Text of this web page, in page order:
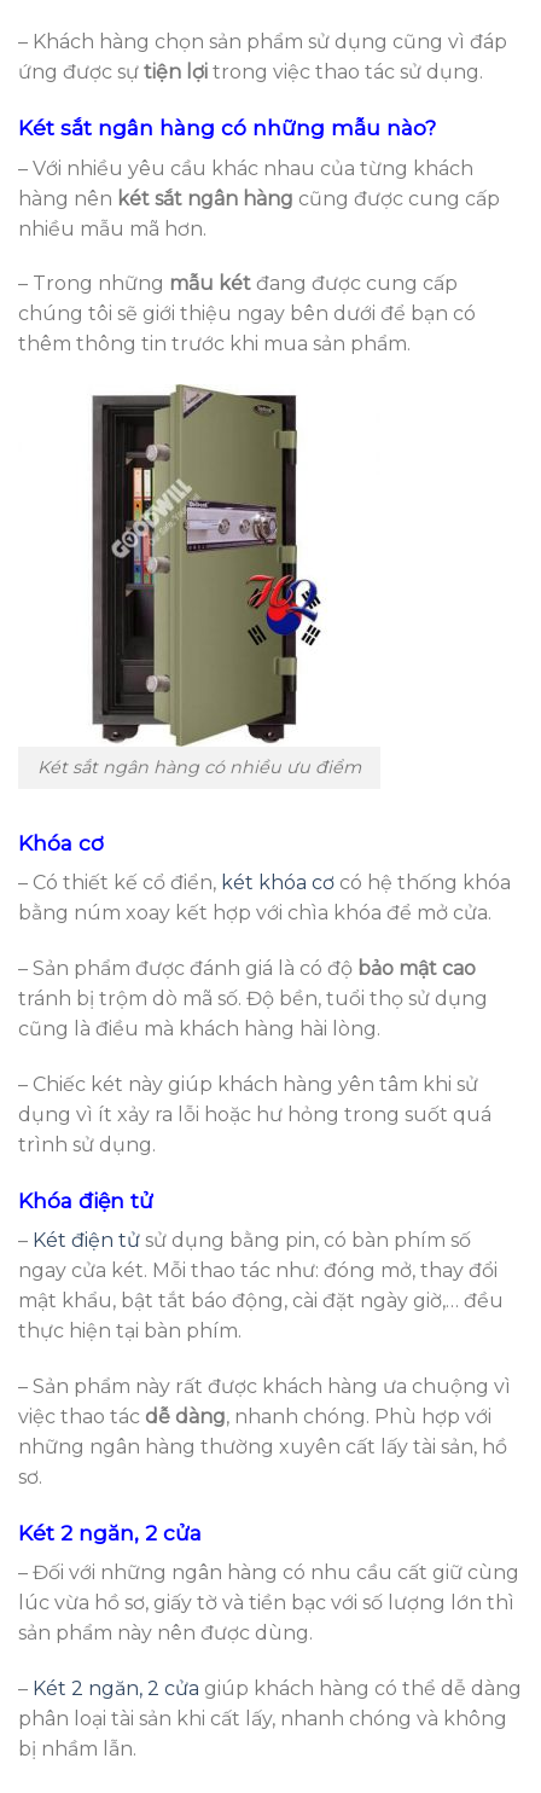
– Khách hàng chọn sản phẩm sử dụng cũng vì đáp
ứng được sự tiện lợi trong việc thao tác sử dụng.
Két sắt ngân hàng có những mẫu nào?
– Với nhiều yêu cầu khác nhau của từng khách
hàng nên két sắt ngân hàng cũng được cung cấp
nhiều mẫu mã hơn.
– Trong những mẫu két đang được cung cấp
chúng tôi sẽ giới thiệu ngay bên dưới để bạn có
thêm thông tin trước khi mua sản phẩm.
Két sắt ngân hàng có nhiều ưu điểm
Khóa cơ
– Có thiết kế cổ điển, két khóa cơ có hệ thống khóa
bằng núm xoay kết hợp với chìa khóa để mở cửa.
– Sản phẩm được đánh giá là có độ bảo mật cao
tránh bị trộm dò mã số. Độ bền, tuổi thọ sử dụng
cũng là điều mà khách hàng hài lòng.
– Chiếc két này giúp khách hàng yên tâm khi sử
dụng vì ít xảy ra lỗi hoặc hư hỏng trong suốt quá
trình sử dụng.
Khóa điện tử
– Két điện tử sử dụng bằng pin, có bàn phím số
ngay cửa két. Mỗi thao tác như: đóng mở, thay đổi
mật khẩu, bật tắt báo động, cài đặt ngày giờ,… đều
thực hiện tại bàn phím.
– Sản phẩm này rất được khách hàng ưa chuộng vì
việc thao tác dễ dàng, nhanh chóng. Phù hợp với
những ngân hàng thường xuyên cất lấy tài sản, hồ
sơ.
Két 2 ngăn, 2 cửa
– Đối với những ngân hàng có nhu cầu cất giữ cùng
lúc vừa hồ sơ, giấy tờ và tiền bạc với số lượng lớn thì
sản phẩm này nên được dùng.
– Két 2 ngăn, 2 cửa giúp khách hàng có thể dễ dàng
phân loại tài sản khi cất lấy, nhanh chóng và không
bị nhầm lẫn.